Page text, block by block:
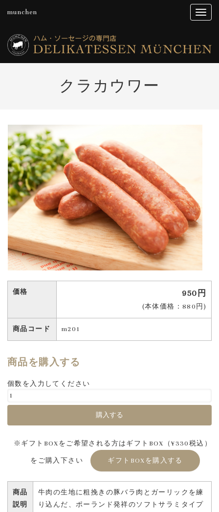
munchen
クラカウワー
価格 950円
(本体価格：880円)
商品コード m201
商品を購入する
個数を入力してください
※ギフトBOXをご希望される方はギフトBOX（¥330税込）
をご購入下さい ギフトBOXを購入する
商品
説明
牛肉の生地に粗挽きの豚バラ肉とガーリックを練
り込んだ、ポーランド発祥のソフトサラミタイプ